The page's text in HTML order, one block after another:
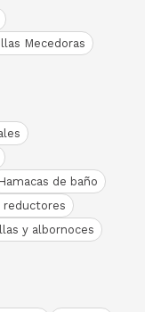
Mecedoras
Hamacas de baño
reductores
y albornoces